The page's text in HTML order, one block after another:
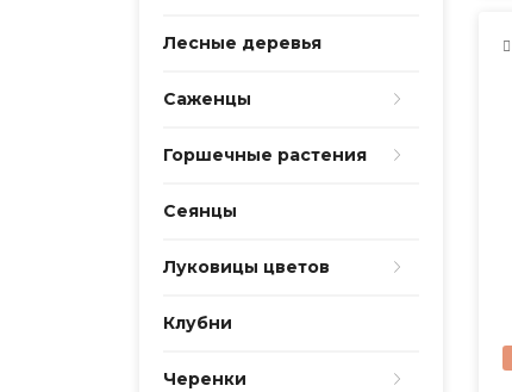
Лесные деревья
Саженцы
Горшечные растения
Сеянцы
Луковицы цветов
Клубни
Черенки